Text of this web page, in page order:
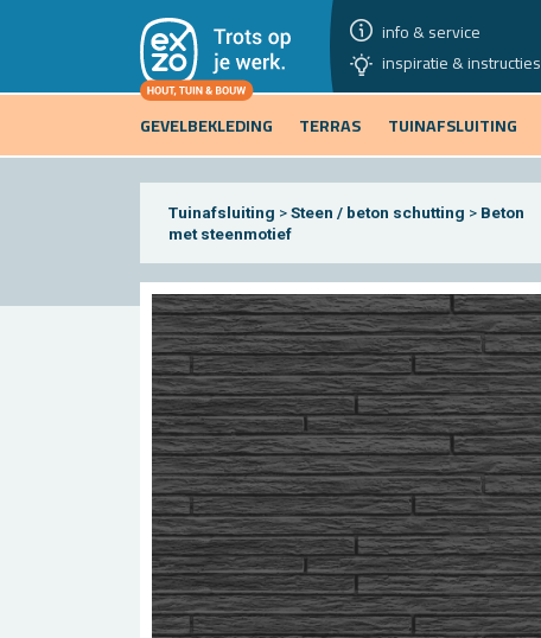
info & service
inspiratie & instructies
GEVELBEKLEDING
TERRAS TUINAFSLUITING
Tuinafsluiting >Steen / beton schutting > Beton
met steenmotief